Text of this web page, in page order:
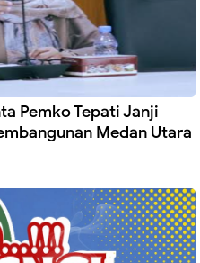
Pemko Tepati Janji
Medan Utara